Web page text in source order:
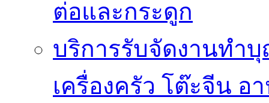
ต่อและกระดูก
บริการรับจัดงานทำ
เครื่องครัว โต๊ะจีน อ